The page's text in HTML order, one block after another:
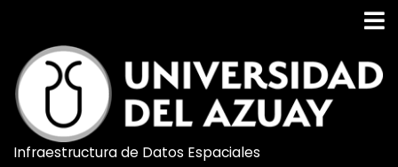
contenido
principal
Infraestructura de Datos Espaciales